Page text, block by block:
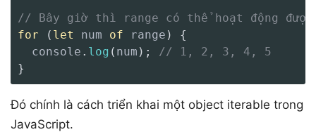
// Bây giờ thì range có thể hoạt động
for
( let num of range )
{
  console
. log ( num ) ;
// 1, 2, 3, 4, 5
}
Đó chính là cách triển khai một object iterable trong
JavaScript.